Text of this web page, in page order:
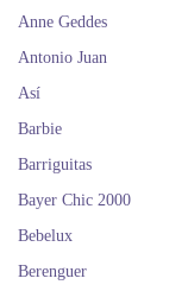
Anne Geddes
Antonio Juan
Así
Barbie
Barriguitas
Bayer Chic 2000
Bebelux
Berenguer